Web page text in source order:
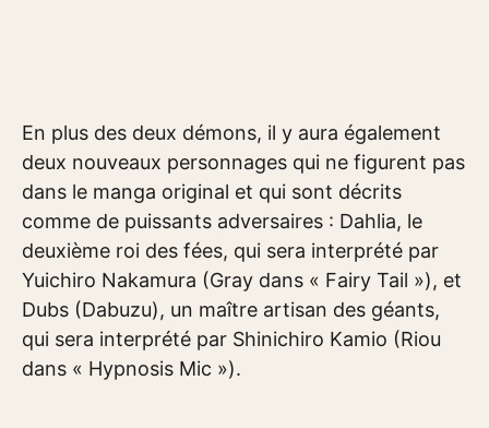
En plus des deux démons, il y aura également
deux nouveaux personnages qui ne figurent pas
dans le manga original et qui sont décrits
comme de puissants adversaires : Dahlia, le
deuxième roi des fées, qui sera interprété par
Yuichiro Nakamura (Gray dans « Fairy Tail »), et
Dubs (Dabuzu), un maître artisan des géants,
qui sera interprété par Shinichiro Kamio (Riou
dans « Hypnosis Mic »).